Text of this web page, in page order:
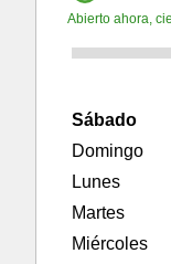
Abierto ahora,
Sábado
Domingo
Lunes
Martes
Miércoles